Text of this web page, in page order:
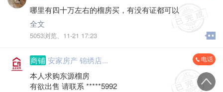
哪里有四十万左右的榴房买，有没有证都可以
全文
5053浏览、 11-21 17:23
商铺 安家房产 锦绣店... 电话
本人求购东源榴房
有欲出售 请联系 *****5992